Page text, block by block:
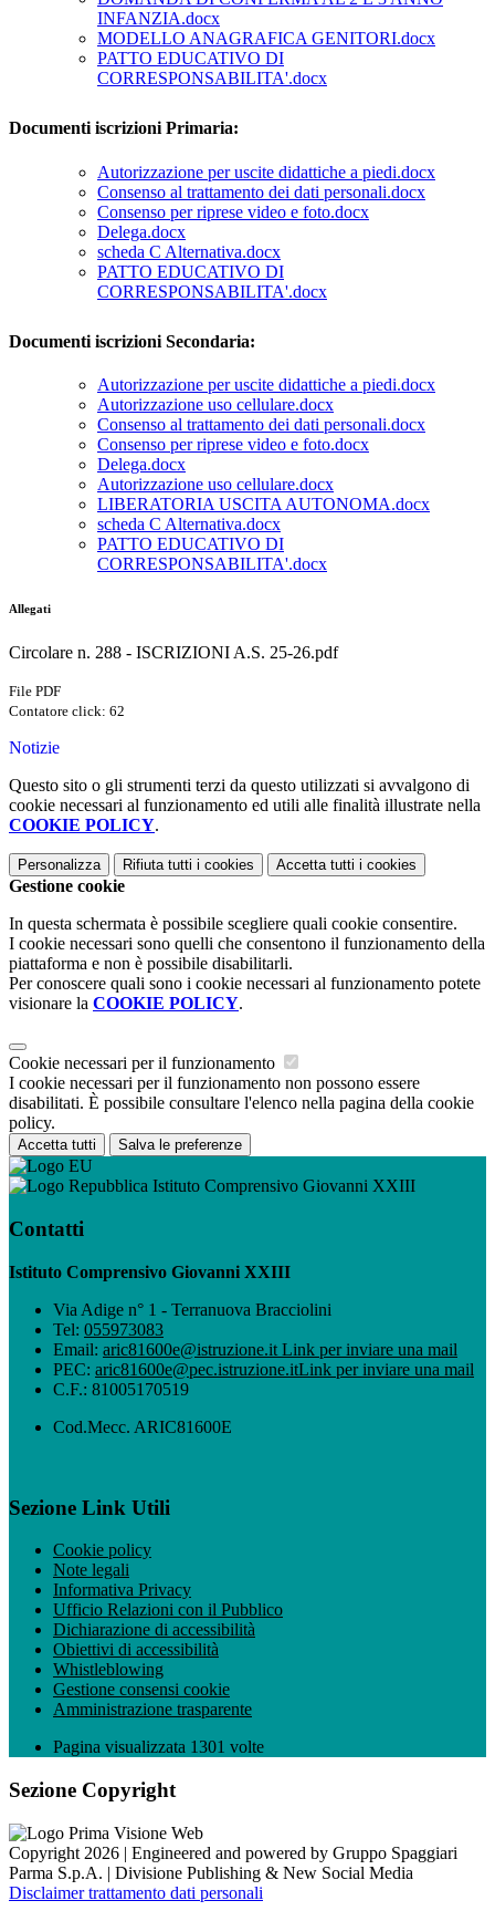
INFANZIA.docx
MODELLO ANAGRAFICA GENITORI.docx
PATTO EDUCATIVO DI
CORRESPONSABILITA'.docx
Documenti iscrizioni Primaria:
Autorizzazione per uscite didattiche a piedi.docx
Consenso al trattamento dei dati personali.docx
Consenso per riprese video e foto.docx
Delega.docx
scheda C Alternativa.docx
PATTO EDUCATIVO DI
CORRESPONSABILITA'.docx
Documenti iscrizioni Secondaria:
Autorizzazione per uscite didattiche a piedi.docx
Autorizzazione uso cellulare.docx
Consenso al trattamento dei dati personali.docx
Consenso per riprese video e foto.docx
Delega.docx
Autorizzazione uso cellulare.docx
LIBERATORIA USCITA AUTONOMA.docx
scheda C Alternativa.docx
PATTO EDUCATIVO DI
CORRESPONSABILITA'.docx
Allegati
Circolare n. 288 - ISCRIZIONI A.S. 25-26.pdf
File PDF
Contatore click: 62
Notizie
Questo sito o gli strumenti terzi da questo utilizzati si avvalgono di
cookie necessari al funzionamento ed utili alle finalità illustrate nella
COOKIE POLICY.
Personalizza Rifiuta tutti i cookies Accetta tutti i cookies
Gestione cookie
In questa schermata è possibile scegliere quali cookie consentire.
I cookie necessari sono quelli che consentono il funzionamento della
piattaforma e non è possibile disabilitarli.
Per conoscere quali sono i cookie necessari al funzionamento potete
visionare la COOKIE POLICY.
Cookie necessari per il funzionamento
I cookie necessari per il funzionamento non possono essere
disabilitati. È possibile consultare l'elenco nella pagina della cookie
policy.
Accetta tutti Salva le preferenze
Istituto Comprensivo Giovanni XXIII
Contatti
Istituto Comprensivo Giovanni XXIII
Via Adige n° 1 - Terranuova Bracciolini
Tel: 055973083
Email: aric81600e@istruzione.it Link per inviare una mail
PEC: aric81600e@pec.istruzione.itLink per inviare una mail
C.F.: 81005170519
Cod.Mecc. ARIC81600E
Sezione Link Utili
Cookie policy
Note legali
Informativa Privacy
Ufficio Relazioni con il Pubblico
Dichiarazione di accessibilità
Obiettivi di accessibilità
Whistleblowing
Gestione consensi cookie
Amministrazione trasparente
Pagina visualizzata 1301 volte
Sezione Copyright
Copyright 2026 | Engineered and powered by Gruppo Spaggiari
Parma S.p.A. | Divisione Publishing & New Social Media
Disclaimer trattamento dati personali